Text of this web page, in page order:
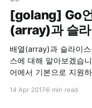
[golang] Go
(array)과 슬
배열(array)과 슬라이스(slice) Go언어에 배
스에 대해 알아보겠습
어에서 기본으로 지원
를 선언하고, 타입
14 Apr 20176 min read